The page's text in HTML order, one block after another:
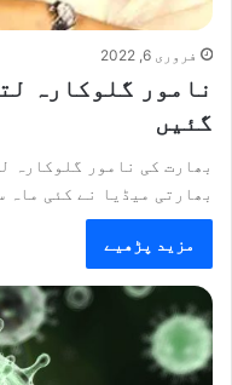
فروری 6, 2022
نامور گلوکارہ
گئیں
بھارت کی نامور گلوکارہ
بھارتی میڈیا نے کئی ماہ
مزید پڑھیے